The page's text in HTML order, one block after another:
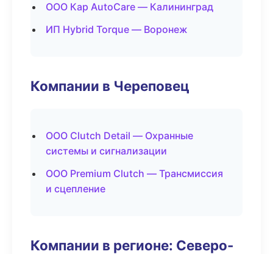
ООО Кар AutoCare — Калининград
ИП Hybrid Torque — Воронеж
Компании в Череповец
ООО Clutch Detail — Охранные
системы и сигнализации
ООО Premium Clutch — Трансмиссия
и сцепление
Компании в регионе: Северо-